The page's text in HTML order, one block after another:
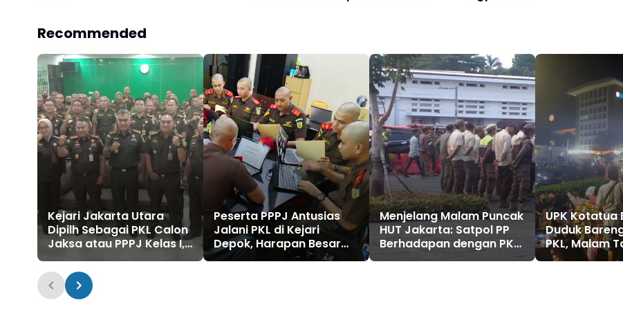
Recommended
Kejari Jakarta Utara
Dipilh Sebagai PKL Calon
Jaksa atau PPPJ Kelas I,
Ini Arahan Kajari Atang
Pujiyanto dan Kabid
Penyelenggara Dian Fris
Nalle
Peserta PPPJ Antusias
Jalani PKL di Kejari
Depok, Harapan Besar
Menuju Indonesia Emas
Menjelang Malam Puncak
HUT Jakarta: Satpol PP
Berhadapan dengan PKL
di Kota Tua
UPK Kotatua
Duduk
PKL, Malam
2024